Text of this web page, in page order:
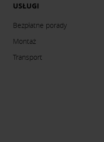
USŁUGI
Bezpłatne porady
Montaż
Transport